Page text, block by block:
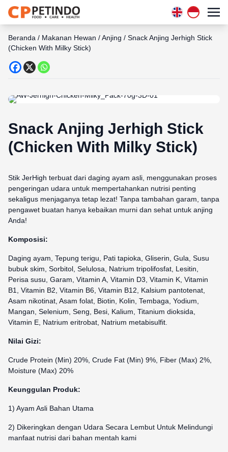
Beranda / Makanan Hewan /Anjing / Snack Anjing Jerhigh Stick
(Chicken With Milky Stick)
Snack Anjing Jerhigh Stick
(Chicken With Milky Stick)
Stik JerHigh terbuat dari daging ayam asli, menggunakan proses
pengeringan udara untuk mempertahankan nutrisi penting
sekaligus menjaganya tetap lezat! Tanpa tambahan garam, tanpa
pengawet buatan hanya kebaikan murni dan sehat untuk anjing
Anda!
Komposisi:
Daging ayam, Tepung terigu, Pati tapioka, Gliserin, Gula, Susu
bubuk skim, Sorbitol, Selulosa, Natrium tripolifosfat, Lesitin,
Perisa susu, Garam, Vitamin A, Vitamin D3, Vitamin K, Vitamin
B1, Vitamin B2, Vitamin B6, Vitamin B12, Kalsium pantotenat,
Asam nikotinat, Asam folat, Biotin, Kolin, Tembaga, Yodium,
Mangan, Selenium, Seng, Besi, Kalium, Titanium dioksida,
Vitamin E, Natrium eritrobat, Natrium metabisulfit.
Nilai Gizi:
Crude Protein (Min) 20%, Crude Fat (Min) 9%, Fiber (Max) 2%,
Moisture (Max) 20%
Keunggulan Produk:
1) Ayam Asli Bahan Utama
2) Dikeringkan dengan Udara Secara Lembut Untuk Melindungi
manfaat nutrisi dari bahan mentah kami